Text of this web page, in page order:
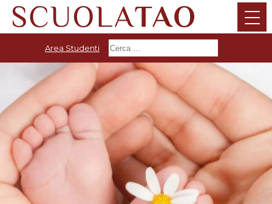
Area Studenti